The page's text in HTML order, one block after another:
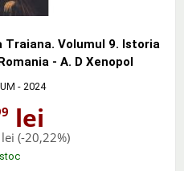
Volumul 9. Istoria
- A. D Xenopol
- 2024
lei
(-20,22%)